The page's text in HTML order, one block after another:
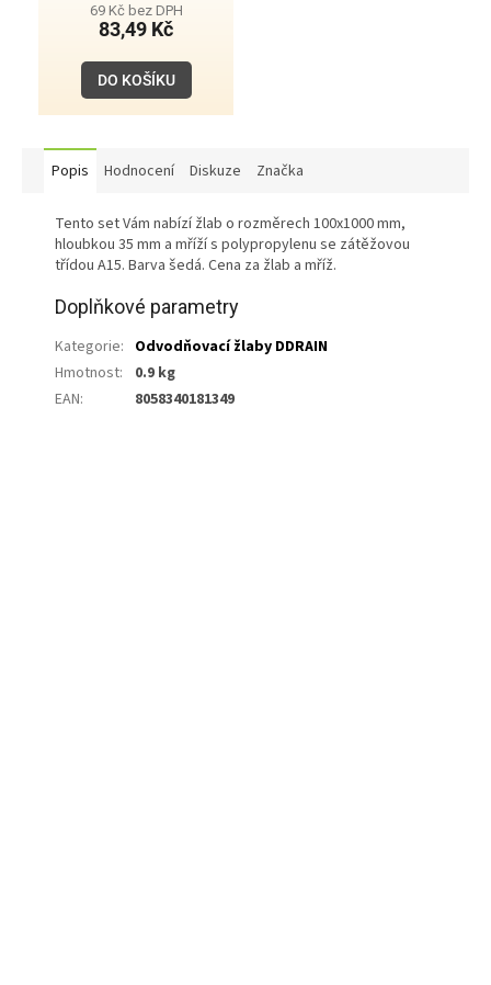
69 Kč bez DPH
83,49 Kč
DO KOŠÍKU
Popis Hodnocení Diskuze Značka
Tento set Vám nabízí žlab o rozměrech 100x1000 mm,
hloubkou 35 mm a mříží s polypropylenu se zátěžovou
třídou A15. Barva šedá. Cena za žlab a mříž.
Doplňkové parametry
Kategorie: Odvodňovací žlaby DDRAIN
Hmotnost:
0.9 kg
EAN: 8058340181349